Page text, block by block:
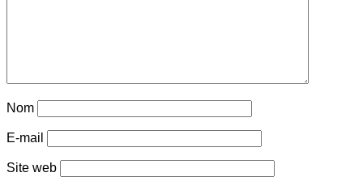
Nom
E-mail
Site web